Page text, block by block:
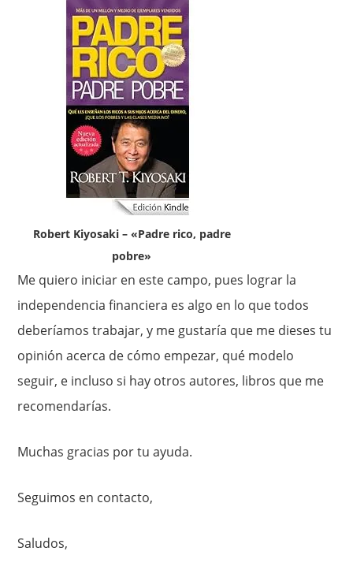
Robert Kiyosaki – «Padre rico, padre
pobre»
Me quiero iniciar en este campo, pues lograr la
independencia financiera es algo en lo que todos
deberíamos trabajar, y me gustaría que me dieses tu
opinión acerca de cómo empezar, qué modelo
seguir, e incluso si hay otros autores, libros que me
recomendarías.
Muchas gracias por tu ayuda.
Seguimos en contacto,
Saludos,